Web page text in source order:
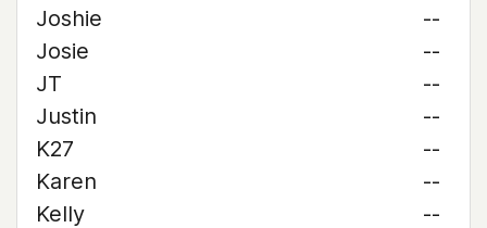
Joshie
--
Josie
--
JT
--
Justin
--
K27
--
Karen
--
Kelly
--